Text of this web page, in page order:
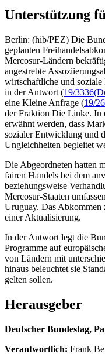
Unterstützung
Berlin: (hib/PEZ) Die
geplanten
Mercosur-Ländern
angestrebte
wirtschaftliche und
in der Antwort (19/3336
eine Kleine Anfrage (19/
der Fraktion Die Linke. In
erwähnt werden, dass
sozialer Entwicklung und
Ungleichheiten begleitet
Die Abgeordneten hatten
fairen Handels bei dem
beziehungsweise
Mercosur-Staaten
Uruguay. Das
einer Aktualisierung.
In der Antwort legt die
Programme auf
von Ländern mit
hinaus beleuchtet sie
gelten sollen.
Herausgeber
Deutscher Bundestag,
Verantwortlich: Frank